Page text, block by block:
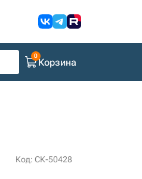
Корзина
Код: СК-50428